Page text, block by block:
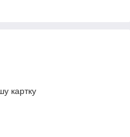
картку